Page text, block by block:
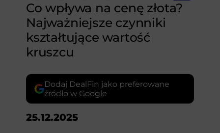
Co wpływa na cenę złota?
Najważniejsze czynniki
kształtujące wartość
kruszcu
Dodaj DealFin jako preferowane
źródło w Google
25.12.2025